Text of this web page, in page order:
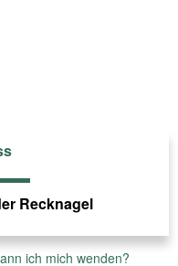
Recknagel
ich mich wenden?